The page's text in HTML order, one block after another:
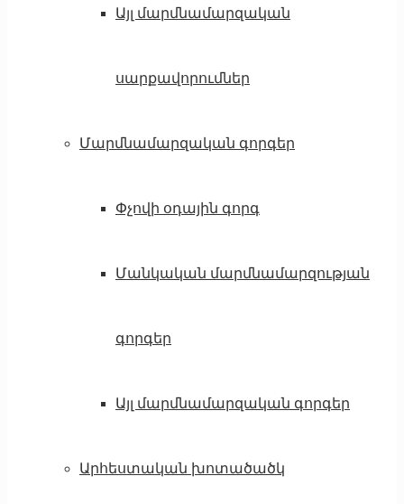
Այլ մարմնամարզական
սարքավորումներ
Մարմնամարզական գորգեր
Փչովի օդային գորգ
Մանկական մարմնամարզության
գորգեր
Այլ մարմնամարզական գորգեր
Արհեստական ​​խոտածածկ